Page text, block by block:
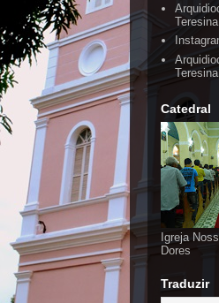
Teresina
Teresina
Catedral
Igreja
Dores
Traduzir